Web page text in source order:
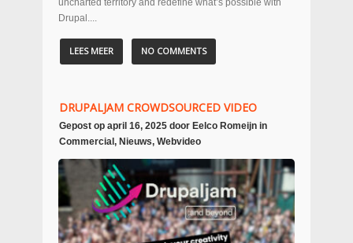
uncharted territory and redefine what’s possible with
Drupal....
LEES MEER NO COMMENTS
DRUPALJAM CROWDSOURCED VIDEO
Gepost op april 16, 2025 door Eelco Romeijn in
Commercial , Nieuws, Webvideo